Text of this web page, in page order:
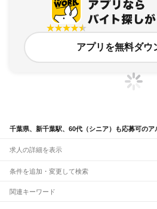
アプリを無料ダウ
千葉県、新千葉駅、60代（シニア）も応募可の
求人の詳細を表示
条件を追加・変更して検索
市区町村を追加・変更
関連キーワード